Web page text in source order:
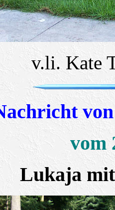
v.li. Kate
vom
Lukaja